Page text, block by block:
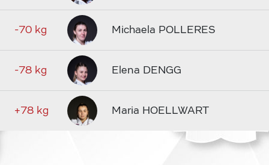
-70 kg Michaela POLLERES
-78 kg Elena DENGG
+78 kg Maria HOELLWART